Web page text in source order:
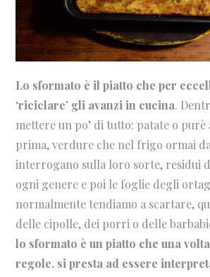
Lo sformato è il piatto che per
‘riciclare’ gli avanzi in cucina.
mettere un po’ di tutto: patate o
prima, verdure che nel frigo ormai
interrogano sulla loro sorte, residui
ogni genere e poi le foglie degli
normalmente tendiamo a scartare,
delle cipolle, dei porri o delle
lo sformato è un piatto che una
regole, si presta ad essere